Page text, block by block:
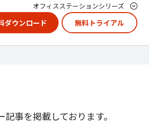
ダウンロード 無料トライアル
オフィスステーションシリーズ
事を掲載しております。